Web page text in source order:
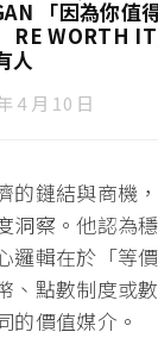
「因為你值
WORTH
人
4 月 10 日
的鏈結與商機，
洞察 。他認為
邏輯在於「等
、點數制度或
的價值媒介。